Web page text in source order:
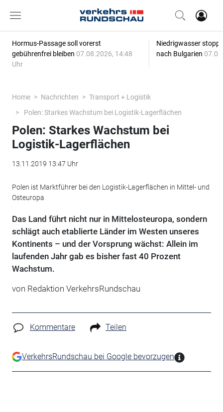
Hormus-Passage soll vorerst
gebührenfrei bleiben 07.08.2026, 14:48
Uhr
Niedrigwasser
nach Bulgarien
Home Nachrichten
Transport + Logistik
Polen: Starkes Wachstum bei Logistik-Lagerflächen
Polen: Starkes Wachstum bei
Logistik-Lagerflächen
13.11.2019 13:47 Uhr
Polen ist Marktführer bei den Logistik-Lagerflächen in Mittel- und
Osteuropa
Das Land führt nicht nur in Mittelosteuropa, sondern
schlägt auch etablierte Länder im Westen unseres
Kontinents – und der Vorsprung wächst: Allein im
laufenden Jahr gab es bisher fast 40 Prozent
Wachstum.
von Redaktion VerkehrsRundschau
Kommentare Teilen
VerkehrsRundschau bei Google bevorzugen